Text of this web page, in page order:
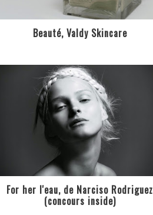
Beauté, Valdy Skincare
For her l'eau, de Narciso Rodriguez
(concours inside)